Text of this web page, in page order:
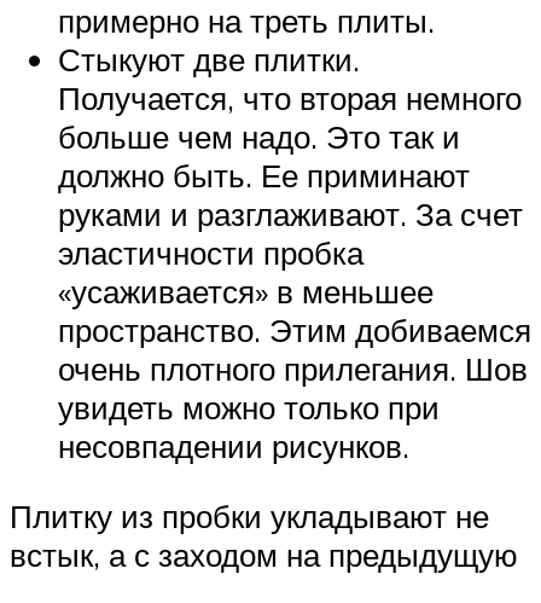
примерно на треть плиты.
Стыкуют две плитки.
Получается, что вторая немного
больше чем надо. Это так и
должно быть. Ее приминают
руками и разглаживают. За счет
эластичности пробка
«усаживается» в меньшее
пространство. Этим добиваемся
очень плотного прилегания. Шов
увидеть можно только при
несовпадении рисунков.
Плитку из пробки укладывают не
встык, а с заходом на предыдущую